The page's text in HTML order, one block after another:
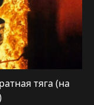
тяга (на